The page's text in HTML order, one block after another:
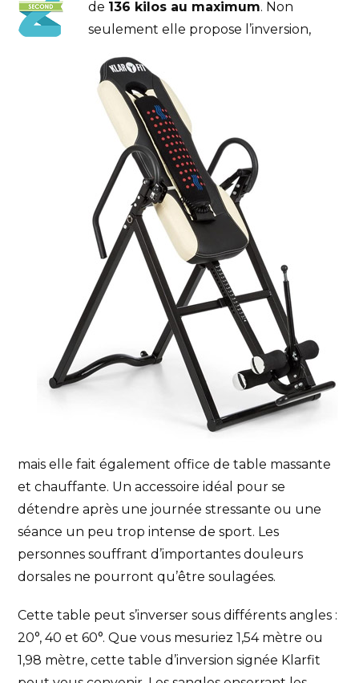
de 136 kilos au maximum. Non
seulement elle propose l’inversion,
mais elle fait également office de table massante
et chauffante. Un accessoire idéal pour se
détendre après une journée stressante ou une
séance un peu trop intense de sport. Les
personnes souffrant d’importantes douleurs
dorsales ne pourront qu’être soulagées.
Cette table peut s’inverser sous différents angles :
20°, 40 et 60°. Que vous mesuriez 1,54 mètre ou
1,98 mètre, cette table d’inversion signée Klarfit